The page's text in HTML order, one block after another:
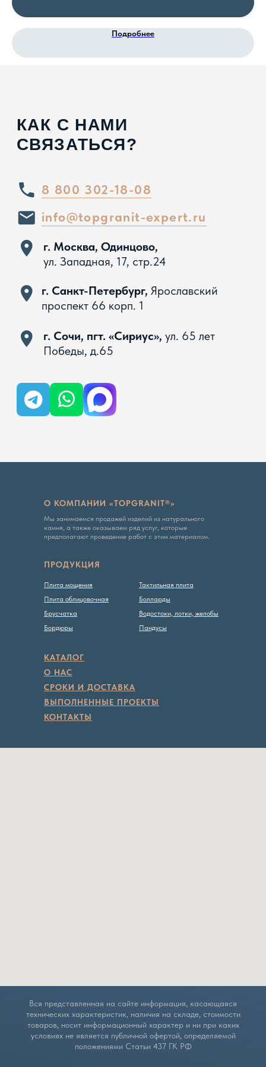
Подробнее
О КОМПАНИИ «TOPGRANIT®»
Мы занимаемся продажей изделий из натурального
камня, а также оказываем ряд услуг, которые
предполагают проведение работ с этим материалом.
Тактильная плита
Болларды
Водостоки, лотки, желобы
Пандусы
КАТАЛОГ
О НАС
СРОКИ И ДОСТАВКА
ВЫПОЛНЕННЫЕ ПРОЕКТЫ
КОНТАКТЫ
ПРОДУКЦИЯ
Плита мощения
Плита облицовочная
Брусчатка
Бордюры
Политика конфиденциальности
Вся представленная на сайте информация, касающаяся
технических характеристик, наличия на складе, стоимости
товаров, носит информационный характер и ни при каких
условиях не является публичной офертой, определяемой